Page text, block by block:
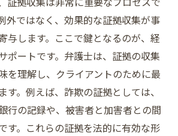
外ではなく、効果的な証拠収集が事
与します。ここで鍵となるのが、経
ポートです。弁護士は、証拠の収集
を理解し、クライアントのために最
す。例えば、詐欺の証拠としては、
行の記録や、被害者と加害者との間
す。これらの証拠を法的に有効な形